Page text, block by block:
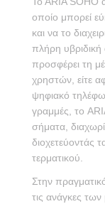
οποίο μπορεί
και να το
πλήρη υβριδική
προσφέρει τη
χρηστών, είτε
ψηφιακό
γραμμές, το
σήματα,
διοχετεύοντάς
τερματικού.
Στην
τις ανάγκες